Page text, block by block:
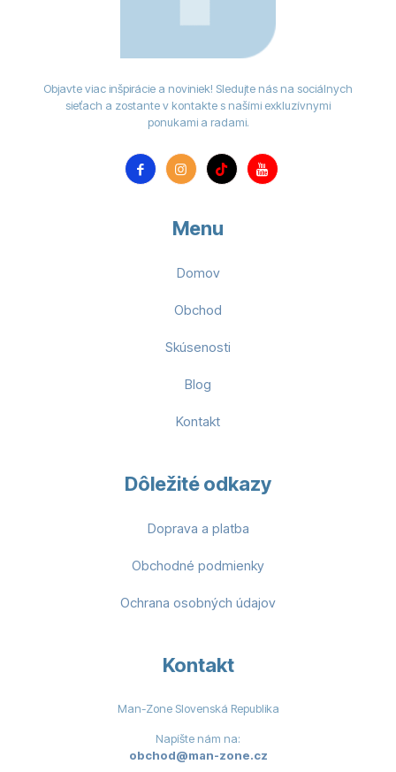
Objavte viac inšpirácie a noviniek! Sledujte nás na sociálnych
sieťach a zostante v kontakte s našími exkluzívnymi
ponukami a radami.
Menu
Domov
Obchod
Skúsenosti
Blog
Kontakt
Dôležité odkazy
Doprava a platba
Obchodné podmienky
Ochrana osobných údajov
Kontakt
Man-Zone Slovenská Republika
Napíšte nám na:
obchod@man-zone.cz